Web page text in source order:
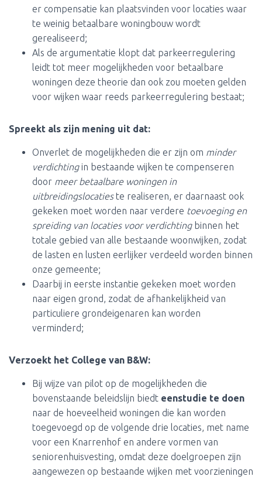
er compensatie kan plaatsvinden voor locaties waar
te weinig betaalbare woningbouw wordt
gerealiseerd;
Als de argumentatie klopt dat parkeerregulering
leidt tot meer mogelijkheden voor betaalbare
woningen deze theorie dan ook zou moeten gelden
voor wijken waar reeds parkeerregulering bestaat;
Spreekt als zijn mening uit dat:
Onverlet de mogelijkheden die er zijn om minder
verdichtingin bestaande wijken te compenseren
door meer betaalbare woningen in
uitbreidingslocatieste realiseren, er daarnaast ook
gekeken moet worden naar verdere toevoeging en
spreiding van locaties voor verdichtingbinnen het
totale gebied van alle bestaande woonwijken, zodat
de lasten en lusten eerlijker verdeeld worden binnen
onze gemeente;
Daarbij in eerste instantie gekeken moet worden
naar eigen grond, zodat de afhankelijkheid van
particuliere grondeigenaren kan worden
verminderd;
Verzoekt het College van B&W:
Bij wijze van pilot op de mogelijkheden die
bovenstaande beleidslijn biedt eenstudie te doen
naar de hoeveelheid woningen die kan worden
toegevoegd op de volgende drie locaties, met name
voor een Knarrenhof en andere vormen van
seniorenhuisvesting, omdat deze doelgroepen zijn
aangewezen op bestaande wijken met voorzieningen